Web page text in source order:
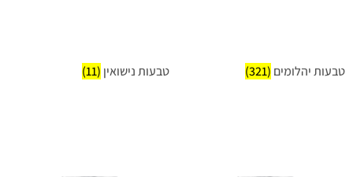
טבעות יהלומים (321) טבעות נישואין (11)